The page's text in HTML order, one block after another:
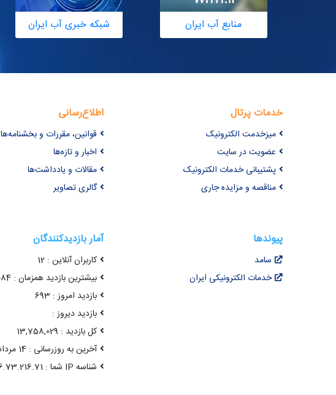
منابع آب ایران شبکه خبری آب ایران
خدمات پرتال
میزخدمت الکترونیک
عضویت در سایت
پشتیبانی خدمات الکترونیک
مناقصه و مزایده جاری
اطلاع‌رسانی
قوانین، مقررات و بخشنامه‌ها
اخبار و تازه‌ها
مقالات و یادداشت‌ها
گالری تصاویر
پیوندها
سامد
خدمات الکترونیکی ایران
آمار بازدیدکنندگان
کاربران آنلاین : 12
بیشترین بازدید همزمان : 1084
بازدید امروز : 693
بازدید دیروز :
کل بازدید : 13,758,029
آخرین به روزرسانی : 14 مرداد 1405 08:07:46
شناسه IP شما : 216.73.216.71